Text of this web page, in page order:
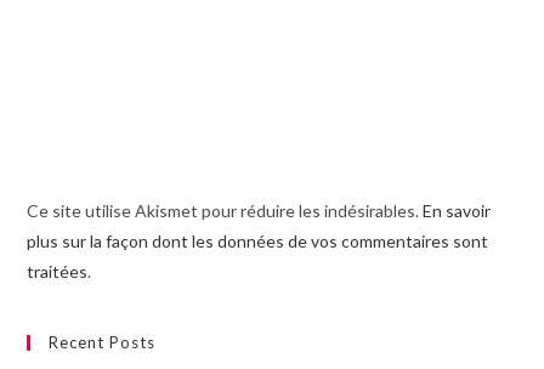
Ce site utilise Akismet pour réduire les indésirables.En savoir
plus sur la façon dont les données de vos commentaires sont
traitées.
Recent Posts